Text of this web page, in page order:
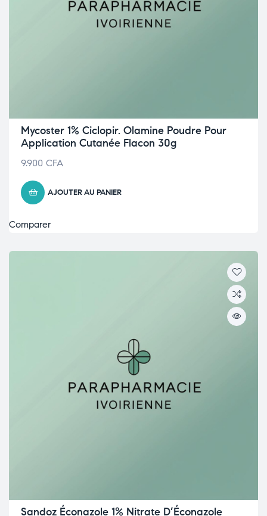
Mycoster 1% Ciclopir. Olamine Poudre Pour
Application Cutanée Flacon 30g
9.900 CFA
AJOUTER AU PANIER
Comparer
Sandoz Éconazole 1% Nitrate D’Éconazole